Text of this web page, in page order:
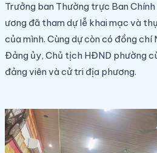
Trưởng ban Thường trực Ban
ương đã tham dự lễ khai mạc và
của mình. Cùng dự còn có đồng chí
Đảng ủy, Chủ tịch HĐND phường
đảng viên và cử tri địa phương.